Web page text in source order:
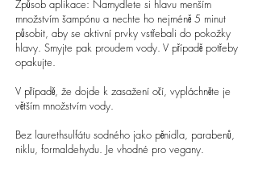
Způsob aplikace: Namydlete si hlavu menším
množstvím šampónu a nechte ho nejméně 5 minut
působit, aby se aktivní prvky vstřebali do pokožky
hlavy. Smyjte pak proudem vody. V případě potřeby
opakujte.
V případě, že dojde k zasažení očí, vypláchněte je
větším množstvím vody.
Bez laurethsulfátu sodného jako pěnidla, parabenů,
niklu, formaldehydu. Je vhodné pro vegany.